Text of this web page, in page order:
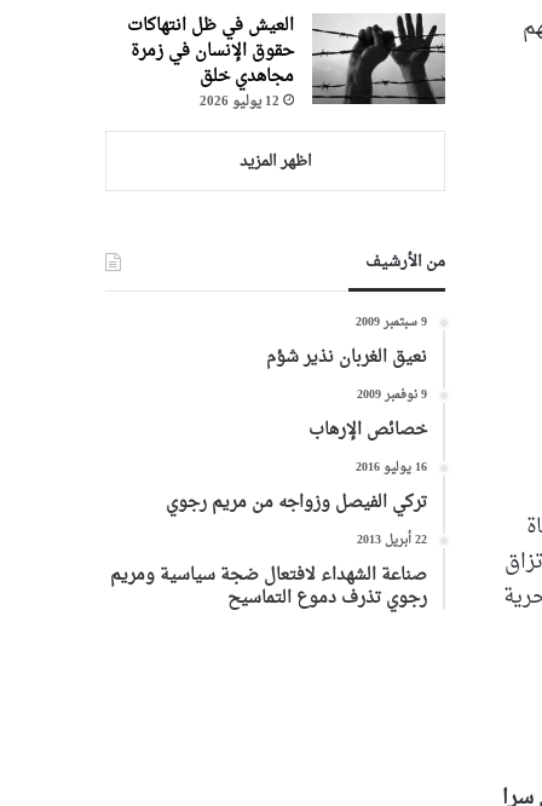
العيش في ظل انتهاكات
حقوق الإنسان في زمرة
مجاهدي خلق
12 يوليو 2026
اظهر المزيد
من الأرشيف
9 سبتمبر 2009
نعيق الغربان نذير شؤم
9 نوفمبر 2009
خصائص الإرهاب
16 يوليو 2016
تركي الفيصل وزواجه من مريم رجوي
22 أبريل 2013
صناعة الشهداء لافتعال ضجة سياسية ومريم
رجوي تذرف دموع التماسيح